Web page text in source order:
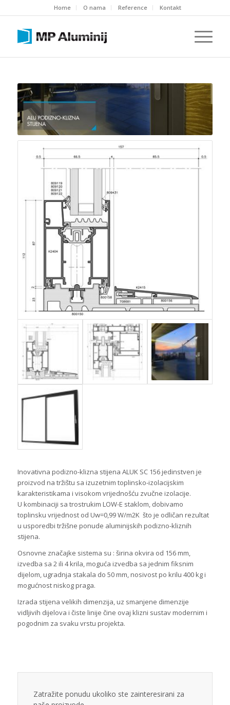
Home O nama Reference Kontakt
Inovativna podizno-klizna stijena ALUK SC 156 jedinstven je
proizvod na tržištu sa izuzetnim toplinsko-izolacijskim
karakteristikama i visokom vrijednošću zvučne izolacije.
U kombinaciji sa trostrukim LOW-E staklom, dobivamo
toplinsku vrijednost od Uw=0,99 W/m2K što je odličan rezultat
u usporedbi tržišne ponude aluminijskih podizno-kliznih
stijena.
Osnovne značajke sistema su : širina okvira od 156 mm,
izvedba sa 2 ili 4 krila, moguća izvedba sa jednim fiksnim
dijelom, ugradnja stakala do 50 mm, nosivost po krilu 400 kg i
mogućnost niskog praga.
Izrada stijena velikih dimenzija, uz smanjene dimenzije
vidljivih dijelova i čiste linije čine ovaj klizni sustav modernim i
pogodnim za svaku vrstu projekta.
Zatražite ponudu ukoliko ste zainteresirani za